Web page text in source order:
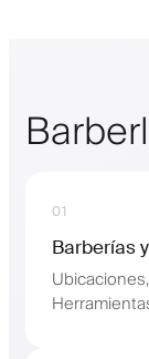
01
Barberías